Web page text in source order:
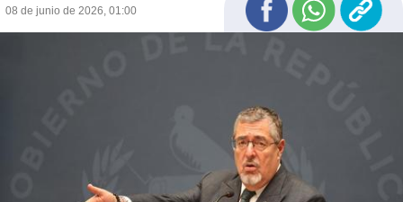
08 de junio de 2026, 01:00